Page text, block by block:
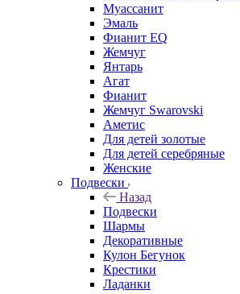
Муассанит
Эмаль
Фианит EQ
Жемчуг
Янтарь
Агат
Фианит
Жемчуг Swarovski
Аметис
Для детей золотые
Для детей серебряные
Женские
Подвески
Назад
Подвески
Шармы
Декоративные
Кулон Бегунок
Крестики
Ладанки